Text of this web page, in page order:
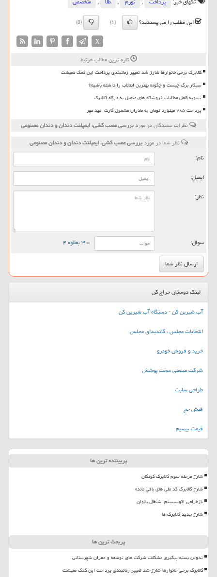
این مطلب را می پسندید؟
(1)
(0)
X
تازه ترین مطالب مرتبط
کالابرگ برخی خانوارها شارژ شد تغییر زمانبندی پرداخت این کمک معیشت
سیگار برگ چیست و چگونه بهترین انتخاب را داشته باشیم؟
تسویه کامل مطالبات فروشگاه های متصل به درگاه کالابرگ
پرداخت ۷۸۵ میلیارد تومان به مادران مشمول کارت امید مهر
نظرات بینندگان در موردبررسی عصب كشی، ایمپلنت دندان و دندان مصنوعی
نظر شما در موردبررسی عصب كشی، ایمپلنت دندان و دندان مصنوعی
نام:
ایمیل:
نظر:
سوال: = ۳ بعلاوه ۴
لینک دوستان حراج کن
آب شیرین کن - دستگاه آب شیرین کن
انتخابات مجلس ، کاندیدای مجلس
خرید و فروش خودرو
شرکت صنعتی سخت پوشش
طراحی سایت
فیش حج
قیمت بیسیم
پربیننده ترین ها
شارژ مرحله سوم کالابرگ کودکان
شارژ کالابرگ کد ملی های باقی مانده
بازطراحی اکوسیستم اشتغال بانوان
شارژ جدید کالابرگ ها
پربحث ترین ها
تدوین بسته پیگیری مشکلات شرکت های توسعه و عمران شهرستانی
کالابرگ برخی خانوارها شارژ شد تغییر زمانبندی پرداخت این کمک معیشت